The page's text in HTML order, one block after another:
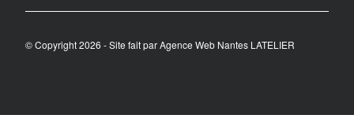
© Copyright 2026 - Site fait parAgence Web Nantes LATELIER